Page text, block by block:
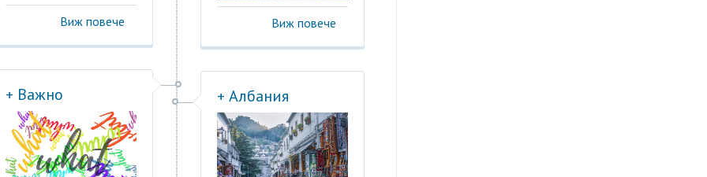
Виж повече Виж повече
+ Важно + Албания